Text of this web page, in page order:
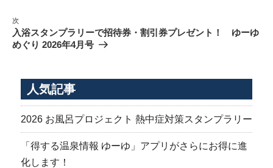
ゲ
ー
シ
ン
次
の
投
次
入浴スタンプラリーで招待券・割引券プレゼント！ ゆーゆ
めぐり 2026年4月号
人気記事
2026 お風呂プロジェクト 熱中症対策スタンプラリー
「得する温泉情報 ゆーゆ」アプリがさらにお得に進
化します！